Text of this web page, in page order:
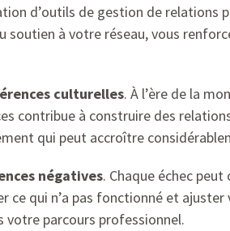
d’outils de gestion de
soutien à votre réseau, vous
culturelles. À l’ère de la
contribue à construire des
qui peut accroître
négatives. Chaque échec
ce qui n’a pas fonctionné et
votre parcours professionnel.